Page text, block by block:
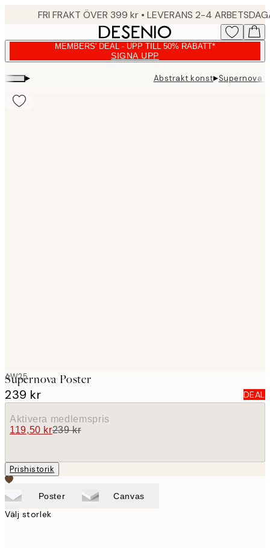
FRI FRAKT ÖVER 399 kr • LEVERANS 2-4
MEMBERS' DEAL - UPP TILL 50% RABATT*
SIGNA UPP
▸ Abstrakt konst▸Supernova
AW25
Supernova Poster
239 kr DEAL
Aktivera medlemspris
119,50 kr239 kr
Prishistorik
Poster Canvas
Välj storlek